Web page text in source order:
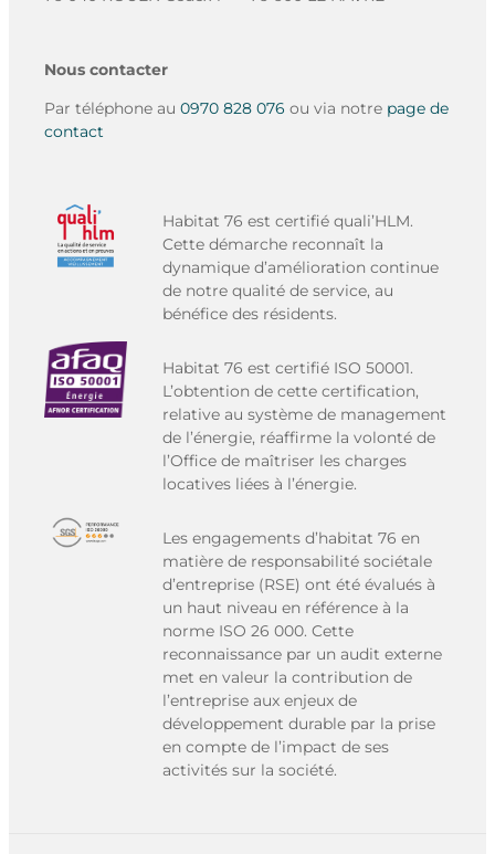
Nous contacter
Par téléphone au 0970 828 076 ou via notre page de
contact
Habitat 76 est certifié quali’HLM.
Cette démarche reconnaît la
dynamique d’amélioration continue
de notre qualité de service, au
bénéfice des résidents.
Habitat 76 est certifié ISO 50001.
L’obtention de cette certification,
relative au système de management
de l’énergie, réaffirme la volonté de
l’Office de maîtriser les charges
locatives liées à l’énergie.
Les engagements d’habitat 76 en
matière de responsabilité sociétale
d’entreprise (RSE) ont été évalués à
un haut niveau en référence à la
norme ISO 26 000. Cette
reconnaissance par un audit externe
met en valeur la contribution de
l’entreprise aux enjeux de
développement durable par la prise
en compte de l’impact de ses
activités sur la société.